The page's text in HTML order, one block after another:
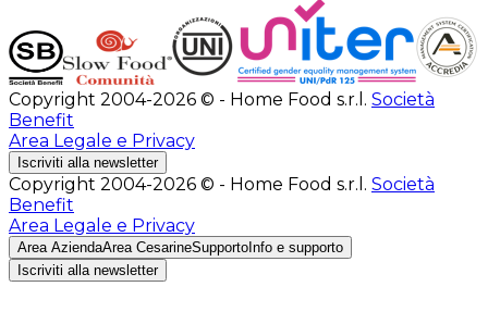
Copyright 2004-2026 © - Home Food s.r.l. Società
Benefit
Area Legale e Privacy
Iscriviti alla newsletter
Copyright 2004-2026 © - Home Food s.r.l. Società
Benefit
Area Legale e Privacy
Area AziendaArea CesarineSupporto Info e supporto
Iscriviti alla newsletter